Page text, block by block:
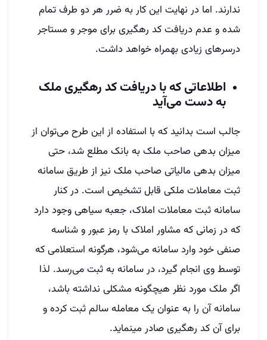
ندارند. اما در نهایت این کار به ضرر هر دو طرف تمام
شده و عدم دریافت کد رهگیری برای موجر و مستاجر
درسرهای زیادی بهمراه خواهد داشت.
اطلاعاتی که با دریافت کد رهگیری ملک
به دست می‌آید
جالب است بدانید که با استفاده از این طرح می‌توان از
میزان بدهی صاحب ملک به بانک مطلع شد، حتی
میزان بدهی مالیاتی صاحب ملک نیز از طریق سامانه
ثبت معاملات ملکی قابل تشخیص است. در کنار
سامانه ثبت معاملات املاک، جعبه سیاهی وجود دارد
که در زمانی که مشاور املاک با رمز عبور و شناسه
صنفی خود وارد سامانه می‌شود، هرگونه استعلامی که
توسط وی انجام گیرد، در سامانه به ثبت می‌رسد. لذا
اگر ملک مورد نظر هیچگونه مشکلی نداشته باشد،
سامانه آن را به عنوان یک معامله سالم ثبت کرده و
برای آن کد رهگیری صادر می­نماید.